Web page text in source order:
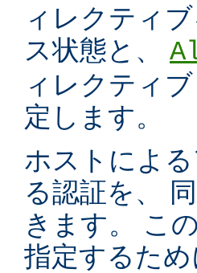
ィレクティ
ス状態と、
ィレクティ
定します。
ホストによ
る認証を、
きます。 こ
指定するため